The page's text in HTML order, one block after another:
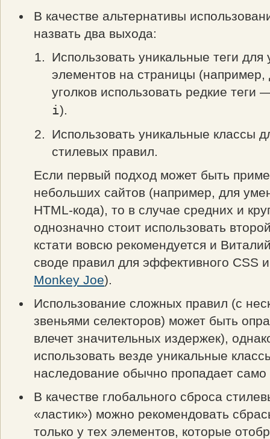
В качестве альтернативы
назвать два выхода:
Использовать уникальные теги для
элементов на страницы (например,
уголков использовать редкие теги
i).
Использовать уникальные классы
стилевых правил.
Если первый подход может быть
небольших сайтов (например, для
HTML-кода), то в случае средних и
однозначно стоит использовать
кстати вовсю рекомендуется и
своде правил для эффективного CSS
Monkey Joe).
Использование сложных правил (с
звеньями селекторов) может быть
влечет значительных издержек),
использовать везде уникальные
наследование обычно пропадает само
В качестве глобального сброса
«ластик») можно рекомендовать
только у тех элементов, которые